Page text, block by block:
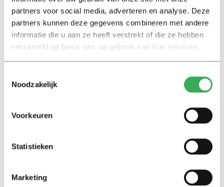
partners voor social media, adverteren en analyse. Deze
partners kunnen deze gegevens combineren met andere
informatie die u aan ze heeft verstrekt of die ze hebben
verzameld op basis van uw gebruik van hun services.
Noodzakelijk
Voorkeuren
Statistieken
Marketing
Marion Koopmans over online
bedreigingen en desinformatie:
‘Wetenschappers, kom die
ivoren toren uit’
Hunger Game: ‘Ik schrok, we
studenten de tentamenperiode